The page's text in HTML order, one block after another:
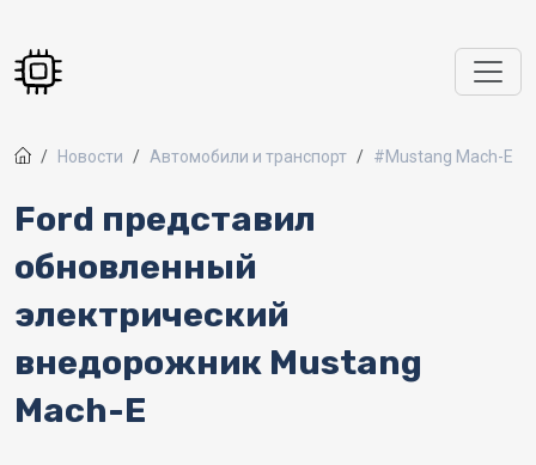
Новости Автомобили и транспорт #Mustang Mach-E
Ford представил
обновленный
электрический
внедорожник Mustang
Mach-E